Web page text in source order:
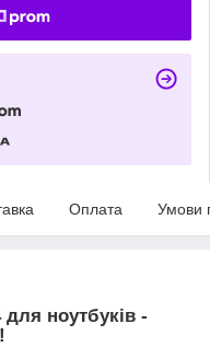
Оплата Умови
ноутбуків -